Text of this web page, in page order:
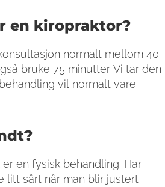
en kiropraktor?
normalt mellom 40-
bruke 75 minutter. Vi tar den
vil normalt vare
en fysisk behandling. Har
sårt når man blir justert